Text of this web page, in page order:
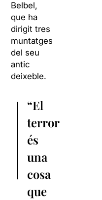
Belbel,
que ha
dirigit tres
muntatges
del seu
antic
deixeble.
“El
terror
és
una
cosa
que